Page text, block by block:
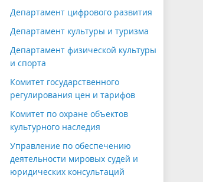
Департамент цифрового развития
Департамент культуры и туризма
Департамент физической культуры
и спорта
Комитет государственного
регулирования цен и тарифов
Комитет по охране объектов
культурного наследия
Управление по обеспечению
деятельности мировых судей и
юридических консультаций